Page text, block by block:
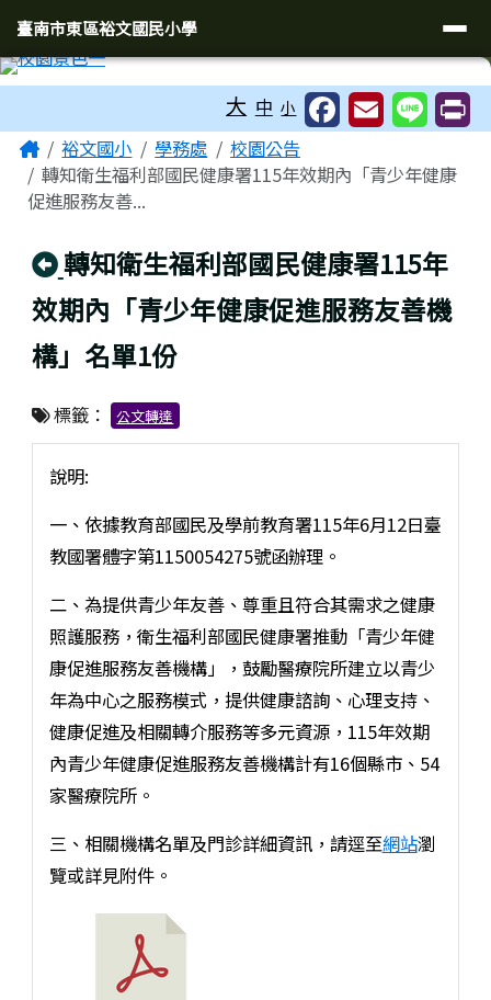
臺南市東區裕文國民小學
導覽列
臺南市東區裕文國民小學
大 中 小
主內容區域
Home裕文國小 學務處
校園公告
轉知衛生福利部國民健康署115年效期內「青少年健康
促進服務友善...
回上頁
轉知衛生福利部國民健康署115年
效期內「青少年健康促進服務友善機
構」名單1份
標籤： 公文轉達
說明:
一、依據教育部國民及學前教育署115年6月12日臺
教國署體字第1150054275號函辦理。
二、為提供青少年友善、尊重且符合其需求之健康
照護服務，衛生福利部國民健康署推動「青少年健
康促進服務友善機構」，鼓勵醫療院所建立以青少
年為中心之服務模式，提供健康諮詢、心理支持、
健康促進及相關轉介服務等多元資源，115年效期
內青少年健康促進服務友善機構計有16個縣市、54
家醫療院所。
三、相關機構名單及門診詳細資訊，請逕至網站瀏
覽或詳見附件。
頁尾區域